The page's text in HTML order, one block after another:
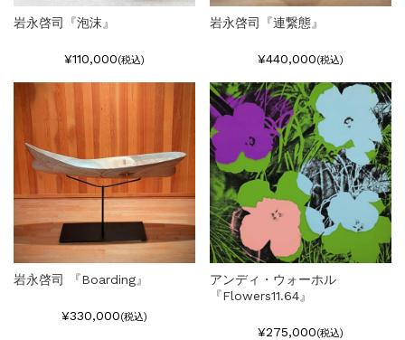
岩永啓司『泡沫』
¥110,000(税込)
岩永啓司『連繋態』
¥440,000(税込)
岩永啓司 『Boarding』
¥330,000(税込)
アンディ・ウォーホル
『Flowers11.64』
¥275,000(税込)